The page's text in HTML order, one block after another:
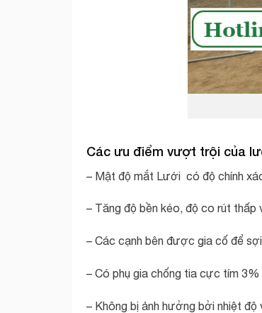
Các ưu điểm vượt trội của
– Mật độ mắt Lưới có độ chính
– Tăng độ bền kéo, độ co rút thấp
– Các cạnh bên được gia cố để
– Có phụ gia chống tia cực tím
– Không bị ảnh hưởng bởi nhiệt độ